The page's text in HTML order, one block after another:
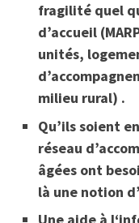
fragilité quel
d’accueil
unités,
milieu rural) .
Qu’ils soient
réseau
âgées ont
là une notion